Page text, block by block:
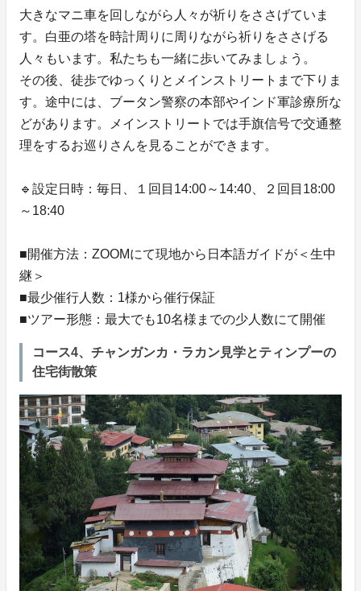
大きなマニ車を回しながら人々が祈りをささげていま
す。白亜の塔を時計周りに周りながら祈りをささげる
人々もいます。私たちも一緒に歩いてみましょう。
その後、徒歩でゆっくりとメインストリートまで下りま
す。途中には、ブータン警察の本部やインド軍診療所な
どがあります。メインストリートでは手旗信号で交通整
理をするお巡りさんを見ることができます。
🔹設定日時：毎日、１回目14:00～14:40、２回目18:00
～18:40
■開催方法：ZOOMにて現地から日本語ガイドが＜生中
継＞
■最少催行人数：1様から催行保証
■ツアー形態：最大でも10名様までの少人数にて開催
コース4、チャンガンカ・ラカン見学とティンプーの
住宅街散策